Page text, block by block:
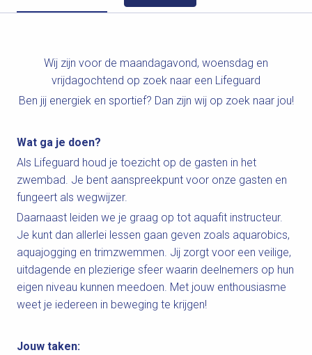
Wij zijn voor de maandagavond, woensdag en
vrijdagochtend op zoek naar een Lifeguard
Ben jij energiek en sportief? Dan zijn wij op zoek naar jou!
Wat ga je doen?
Als Lifeguard houd je toezicht op de gasten in het
zwembad. Je bent aanspreekpunt voor onze gasten en
fungeert als wegwijzer.
Daarnaast leiden we je graag op tot aquafit instructeur.
Je kunt dan allerlei lessen gaan geven zoals aquarobics,
aquajogging en trimzwemmen. Jij zorgt voor een veilige,
uitdagende en plezierige sfeer waarin deelnemers op hun
eigen niveau kunnen meedoen. Met jouw enthousiasme
weet je iedereen in beweging te krijgen!
Jouw taken: